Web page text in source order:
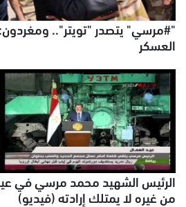
"#مرسي" يتصدر "تويتر".. ومغردون:
العسكر
الرئيس الشهيد محمد مرسي في
من غيره لا يمتلك إرادته (فيديو)